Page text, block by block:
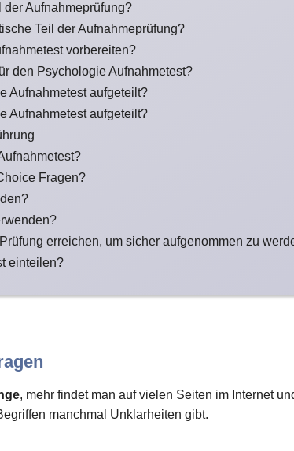
Aufnahmeprüfung?
Teil der Aufnahmeprüfung?
vorbereiten?
den Psychologie Aufnahmetest?
Aufnahmetest aufgeteilt?
Aufnahmetest aufgeteilt?
Fragen?
erreichen, um sicher aufgenommen zu
einteilen?
, mehr findet man auf vielen Seiten im Internet
manchmal Unklarheiten gibt.